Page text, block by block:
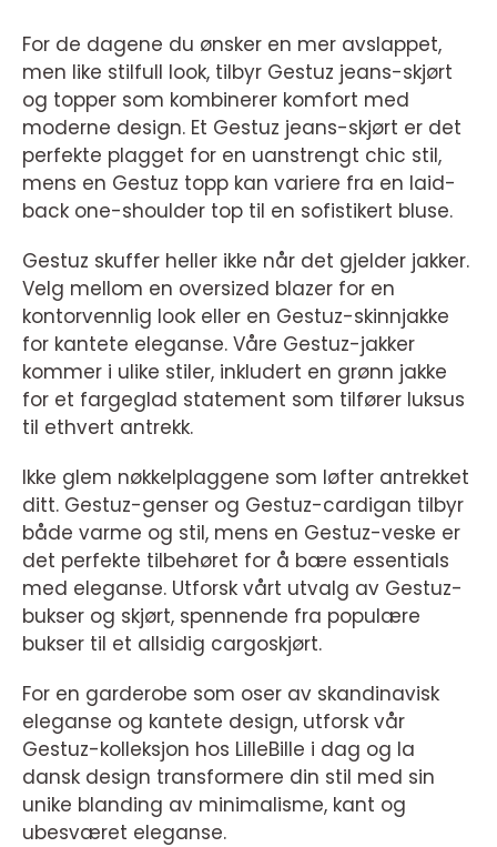
For de dagene du ønsker en mer avslappet,
men like stilfull look, tilbyr Gestuz jeans-skjørt
og topper som kombinerer komfort med
moderne design. Et Gestuz jeans-skjørt er det
perfekte plagget for en uanstrengt chic stil,
mens en Gestuz topp kan variere fra en laid-
back one-shoulder top til en sofistikert bluse.
Gestuz skuffer heller ikke når det gjelder jakker.
Velg mellom en oversized blazer for en
kontorvennlig look eller en Gestuz-skinnjakke
for kantete eleganse. Våre Gestuz-jakker
kommer i ulike stiler, inkludert en grønn jakke
for et fargeglad statement som tilfører luksus
til ethvert antrekk.
Ikke glem nøkkelplaggene som løfter antrekket
ditt. Gestuz-genser og Gestuz-cardigan tilbyr
både varme og stil, mens en Gestuz-veske er
det perfekte tilbehøret for å bære essentials
med eleganse. Utforsk vårt utvalg av Gestuz-
bukser og skjørt, spennende fra populære
bukser til et allsidig cargoskjørt.
For en garderobe som oser av skandinavisk
eleganse og kantete design, utforsk vår
Gestuz-kolleksjon hos LilleBille i dag og la
dansk design transformere din stil med sin
unike blanding av minimalisme, kant og
ubesværet eleganse.